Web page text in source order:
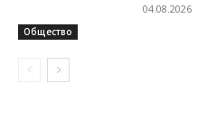
Общество
04.08.2026